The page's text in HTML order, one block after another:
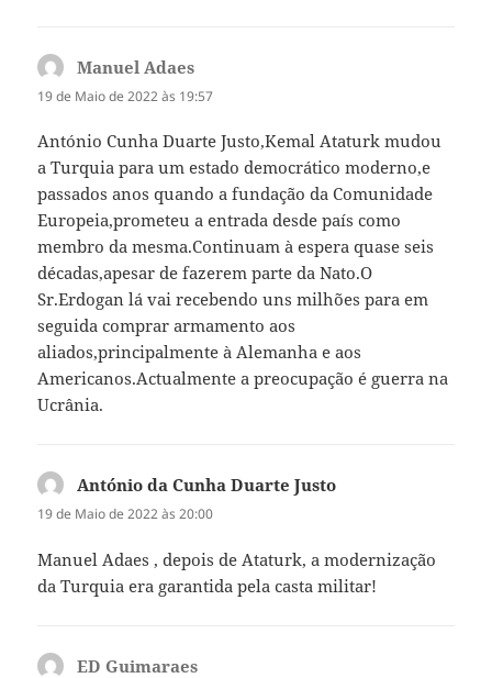
Manuel Adaes
19 de Maio de 2022 às 19:57
António Cunha Duarte Justo,Kemal Ataturk mudou
a Turquia para um estado democrático moderno,e
passados anos quando a fundação da Comunidade
Europeia,prometeu a entrada desde país como
membro da mesma.Continuam à espera quase seis
décadas,apesar de fazerem parte da Nato.O
Sr.Erdogan lá vai recebendo uns milhões para em
seguida comprar armamento aos
aliados,principalmente à Alemanha e aos
Americanos.Actualmente a preocupação é guerra na
Ucrânia.
António da Cunha Duarte Justo
19 de Maio de 2022 às 20:00
Manuel Adaes , depois de Ataturk, a modernização
da Turquia era garantida pela casta militar!
ED Guimaraes